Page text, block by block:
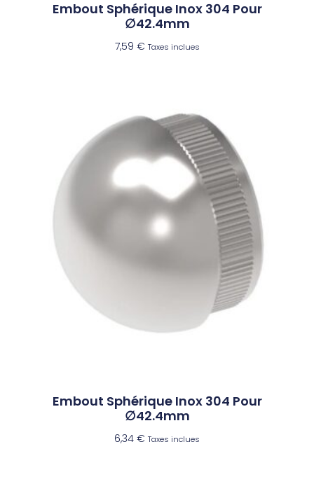
Embout Sphérique Inox 304 Pour
∅42.4mm
7,59 € Taxes inclues
Embout Sphérique Inox 304 Pour
∅42.4mm
6,34 € Taxes inclues